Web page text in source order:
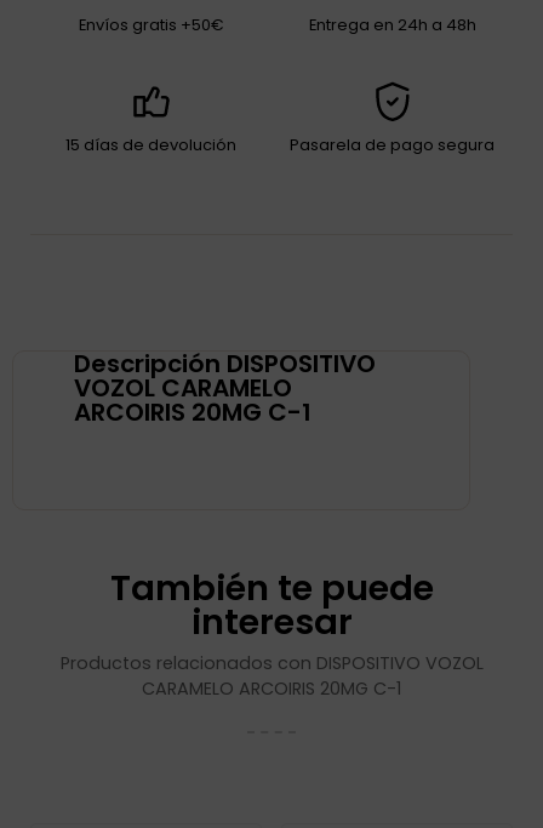
Envíos gratis +50€ Entrega en 24h a 48h
15 días de devolución Pasarela de pago segura
Descripción DISPOSITIVO
VOZOL CARAMELO
ARCOIRIS 20MG C-1
También te puede
interesar
Productos relacionados con DISPOSITIVO VOZOL
CARAMELO ARCOIRIS 20MG C-1